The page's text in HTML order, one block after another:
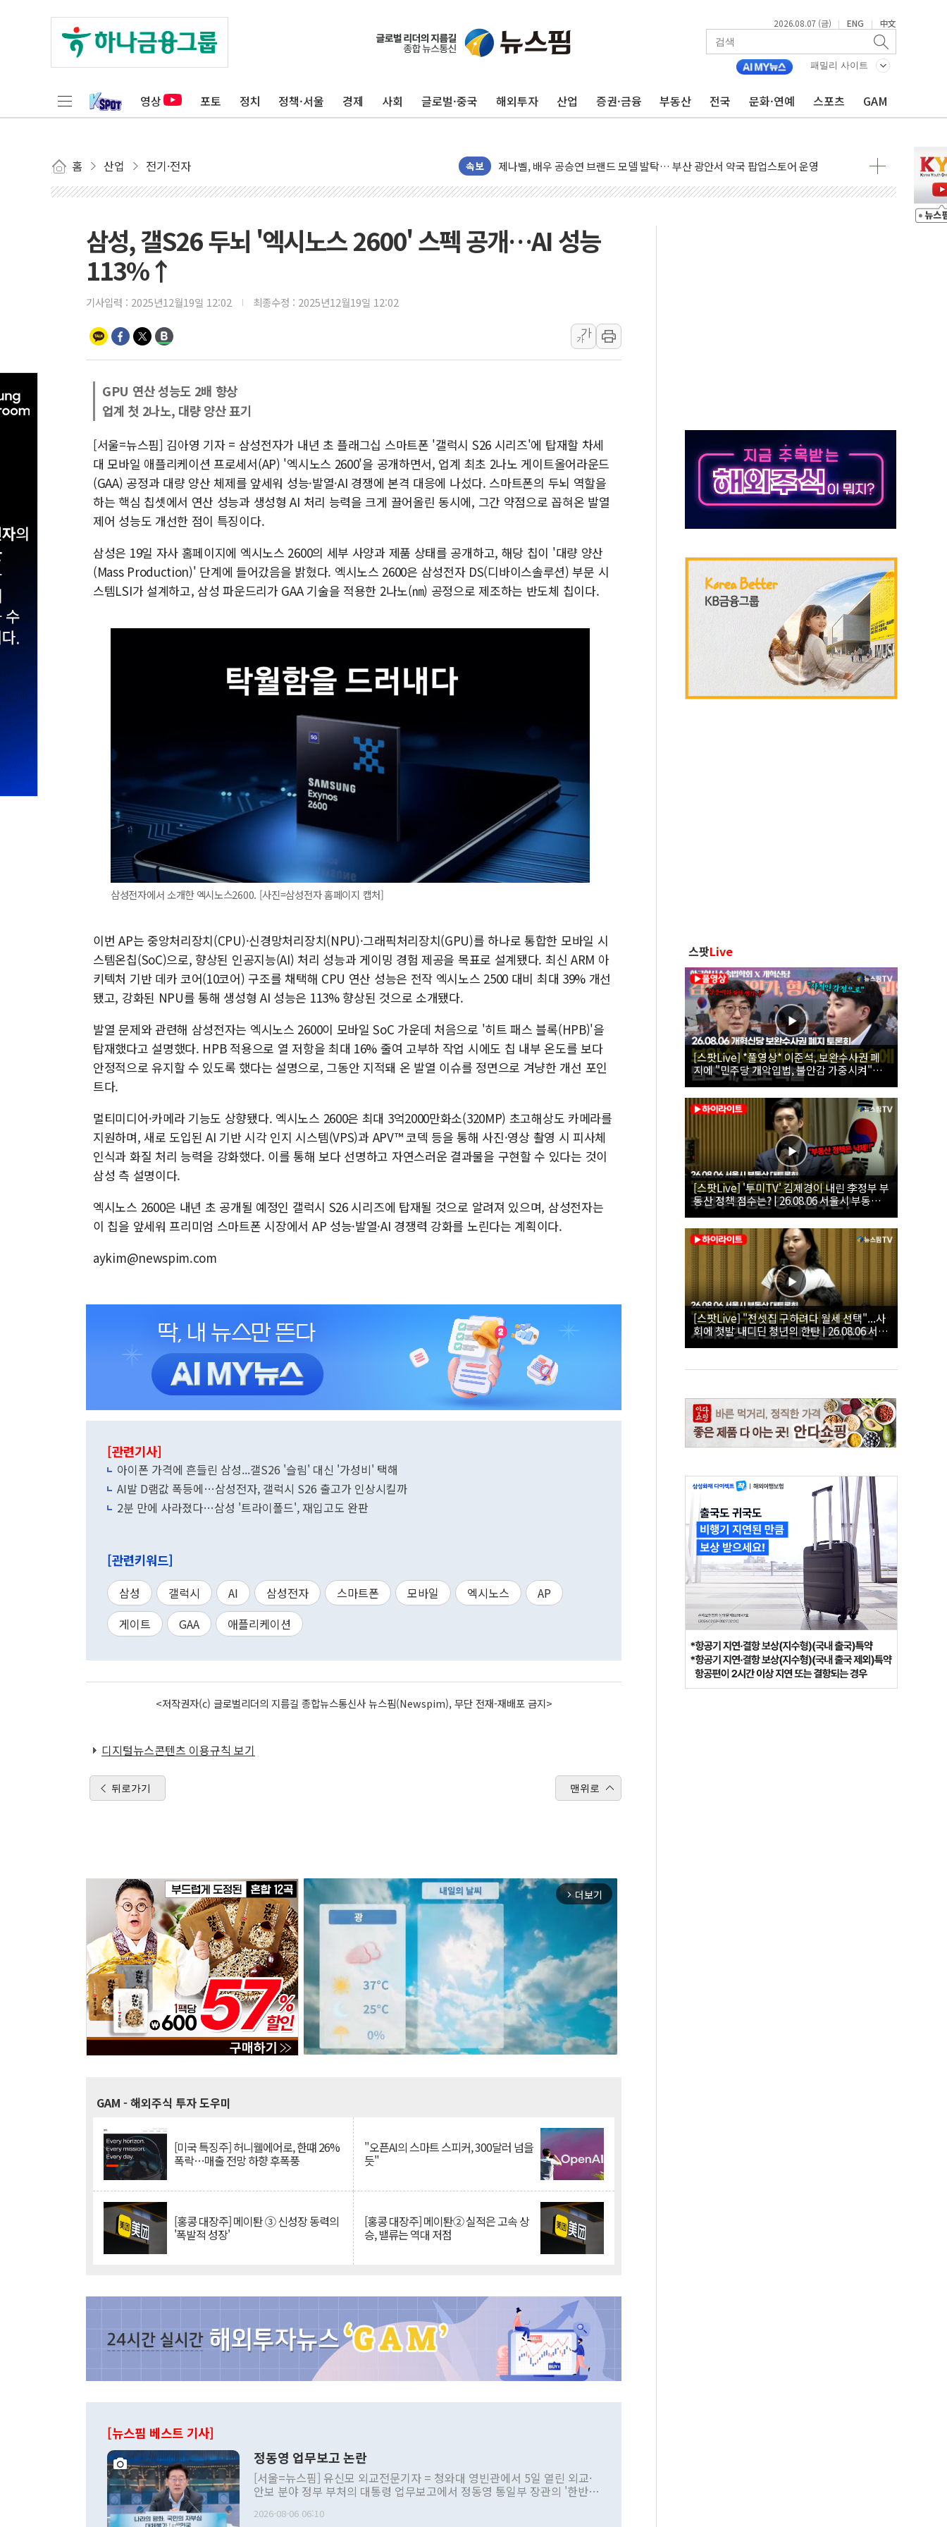
2026.08.07 (금) | ENG | 中文
패밀리 사이트
영상 포토 정치 정책·서울 경제 사회 글로벌·중국 해외투자 산업 증권·금융 부동산 전국 문화·연예 스포츠 GAM
홈 산업 전기·전자 속보
[뉴스핌 이 시각 PICK] 李, 오늘 부동산 2차 회의 外
카드사 고객 유입 창구 된 '트래블카드'…휴가철 넘어 장기 고객 묶는다
트럼프, 폴리실리콘·태양광에 15% 관세…한국 등엔 '합산 상한' 적용
[채권/외환] 국제유가 급등에 미 국채금리·달러 동반 상승…시장, 美 고용지표 촉각
트럼프 "이란전 조만간 끝날 것"…군수품 부족설 일축 "막대한 무기 보유"
현대리바트, 원가 개선으로 실적 방어…다음 과제는 '외형 확대'
뉴욕증시, 유가·금리 부담에 하락…다우 5거래일 랠리 '마침표'
이란, 오만과 호르무즈 해협 재개방 합의 막바지.."美와 직접 협상 없어"
[오늘의 국회일정] 상임위·세미나·기자회견·주요 정당 - 8월 7일
이란, 美·이스라엘 선박 호르무즈 통항 제한 추진…美 "통행 막을 권한 없어"
유럽증시, 견조한 실적 소화하며 대부분 상승… "2분기 기업 순이익 21% 증가" 전망
리투아니아 국방 "러, 우크라 드론으로 나토 회원국 공격 검토… 거짓 깃발 작전"
삼성, 갤S26 두뇌 '엑시노스 2600' 스펙 공개…AI 성능
113%↑
기사입력 : 2025년12월19일 12:02 최종수정 : 2025년12월19일 12:02
가
가
GPU 연산 성능도 2배 향상
업계 첫 2나노, 대량 양산 표기
[서울=뉴스핌] 김아영 기자 = 삼성전자가 내년 초 플래그십 스마트폰 '갤럭시 S26 시리즈'에 탑재할 차세
대 모바일 애플리케이션 프로세서(AP) '엑시노스 2600'을 공개하면서, 업계 최초 2나노 게이트올어라운드
(GAA) 공정과 대량 양산 체제를 앞세워 성능·발열·AI 경쟁에 본격 대응에 나섰다. 스마트폰의 두뇌 역할을
하는 핵심 칩셋에서 연산 성능과 생성형 AI 처리 능력을 크게 끌어올린 동시에, 그간 약점으로 꼽혀온 발열
제어 성능도 개선한 점이 특징이다.
삼성은 19일 자사 홈페이지에 엑시노스 2600의 세부 사양과 제품 상태를 공개하고, 해당 칩이 '대량 양산
(Mass Production)' 단계에 들어갔음을 밝혔다. 엑시노스 2600은 삼성전자 DS(디바이스솔루션) 부문 시
스템LSI가 설계하고, 삼성 파운드리가 GAA 기술을 적용한 2나노(㎚) 공정으로 제조하는 반도체 칩이다.
삼성전자에서 소개한 엑시노스2600. [사진=삼성전자 홈페이지 캡처]
이번 AP는 중앙처리장치(CPU)·신경망처리장치(NPU)·그래픽처리장치(GPU)를 하나로 통합한 모바일 시
스템온칩(SoC)으로, 향상된 인공지능(AI) 처리 성능과 게이밍 경험 제공을 목표로 설계됐다. 최신 ARM 아
키텍처 기반 데카 코어(10코어) 구조를 채택해 CPU 연산 성능은 전작 엑시노스 2500 대비 최대 39% 개선
됐고, 강화된 NPU를 통해 생성형 AI 성능은 113% 향상된 것으로 소개됐다.
발열 문제와 관련해 삼성전자는 엑시노스 2600이 모바일 SoC 가운데 처음으로 '히트 패스 블록(HPB)'을
탑재했다고 설명했다. HPB 적용으로 열 저항을 최대 16% 줄여 고부하 작업 시에도 칩 내부 온도를 보다
안정적으로 유지할 수 있도록 했다는 설명으로, 그동안 지적돼 온 발열 이슈를 정면으로 겨냥한 개선 포인
트다.
멀티미디어·카메라 기능도 상향됐다. 엑시노스 2600은 최대 3억2000만화소(320MP) 초고해상도 카메라를
지원하며, 새로 도입된 AI 기반 시각 인지 시스템(VPS)과 APV™ 코덱 등을 통해 사진·영상 촬영 시 피사체
인식과 화질 처리 능력을 강화했다. 이를 통해 보다 선명하고 자연스러운 결과물을 구현할 수 있다는 것이
삼성 측 설명이다.
엑시노스 2600은 내년 초 공개될 예정인 갤럭시 S26 시리즈에 탑재될 것으로 알려져 있으며, 삼성전자는
이 칩을 앞세워 프리미엄 스마트폰 시장에서 AP 성능·발열·AI 경쟁력 강화를 노린다는 계획이다.
aykim@newspim.com
[관련기사]
아이폰 가격에 흔들린 삼성...갤S26 '슬림' 대신 '가성비' 택해
AI발 D램값 폭등에…삼성전자, 갤럭시 S26 출고가 인상시킬까
2분 만에 사라졌다…삼성 '트라이폴드', 재입고도 완판
[관련키워드]
삼성 갤럭시 AI 삼성전자 스마트폰 모바일 엑시노스
AP
게이트
GAA 애플리케이션
<저작권자(c) 글로벌리더의 지름길 종합뉴스통신사 뉴스핌(Newspim), 무단 전재-재배포 금지>
디지털뉴스콘텐츠 이용규칙 보기
뒤로가기 맨위로
arrow_forward_ios 더보기
GAM - 해외주식 투자 도우미
[미국 특징주] 허니웰에어로, 한떄 26%
폭락…매출 전망 하향 후폭풍
"오픈AI의 스마트 스피커, 300달러 넘을
듯"
[홍콩 대장주] 메이퇀 ③ 신성장 동력의
'폭발적 성장'
[홍콩 대장주] 메이퇀② 실적은 고속 상
승, 밸류는 역대 저점
[뉴스핌 베스트 기사]
정동영 업무보고 논란
[서울=뉴스핌] 유신모 외교전문기자 = 청와대 영빈관에서 5일 열린 외교·
안보 분야 정부 부처의 대통령 업무보고에서 정동영 통일부 장관의 '한반도
발언 중에는 정부 내 조율을 거치지 않은 사안을 정책으로 추진하겠다고 공
2026-08-06 06:10
스팟Live
[스팟Live] *풀영상* 이준석, 보완수사권 폐
지에 "민주당 개악입법, 불안감 가중시켜"｜
26.08.06 개혁신당 보완수사권 폐지 토론회
[스팟Live] '투미TV' 김제경이 내린 李정부 부
동산 정책 점수는? | 26.08.06 서울시 부동산
대토론회
[스팟Live] "전셋집 구하려다 월세 선택"...사
회에 첫발 내디딘 청년의 한탄 | 26.08.06 서울
시 부동산 대토론회